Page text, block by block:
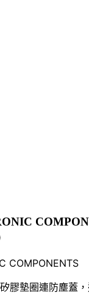
COMPONENTS
膠墊圈連防塵蓋